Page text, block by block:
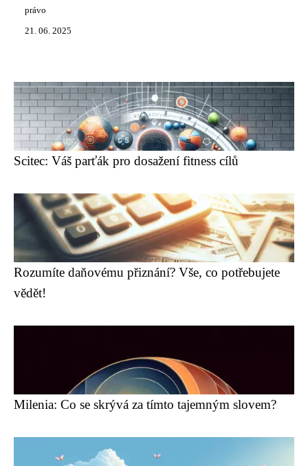
právo
21. 06. 2025
Scitec: Váš parťák pro dosažení fitness cílů
Rozumíte daňovému přiznání? Vše, co potřebujete
vědět!
Milenia: Co se skrývá za tímto tajemným slovem?